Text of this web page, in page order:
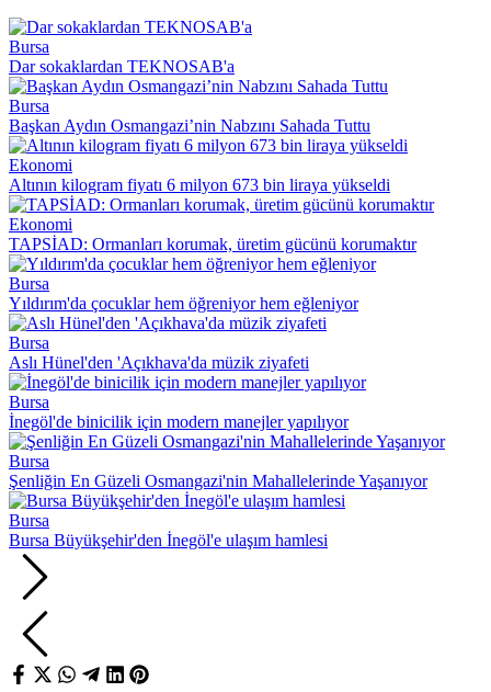
Bursa
Dar sokaklardan TEKNOSAB'a
Bursa
Başkan Aydın Osmangazi’nin Nabzını Sahada Tuttu
Ekonomi
Altının kilogram fiyatı 6 milyon 673 bin liraya yükseldi
Ekonomi
TAPSİAD: Ormanları korumak, üretim gücünü korumaktır
Bursa
Yıldırım'da çocuklar hem öğreniyor hem eğleniyor
Bursa
Aslı Hünel'den 'Açıkhava'da müzik ziyafeti
Bursa
İnegöl'de binicilik için modern manejler yapılıyor
Bursa
Şenliğin En Güzeli Osmangazi'nin Mahallelerinde Yaşanıyor
Bursa
Bursa Büyükşehir'den İnegöl'e ulaşım hamlesi